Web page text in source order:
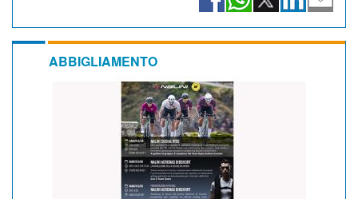
ABBIGLIAMENTO